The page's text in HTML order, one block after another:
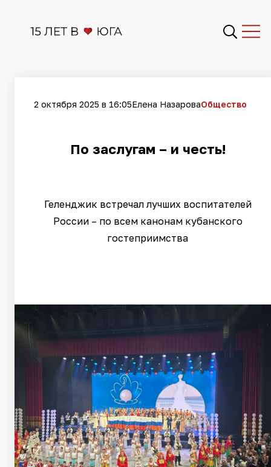
2 октября 2025 в 16:05Елена НазароваОбщество
По заслугам – и честь!
Геленджик встречал лучших воспитателей
России – по всем канонам кубанского
гостеприимства